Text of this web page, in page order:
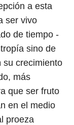
a esta
ser vivo
de tiempo -
sino de
su crecimiento
más
que ser fruto
en el medio
proeza